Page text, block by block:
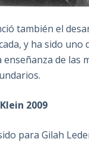
también el
y ha sido uno
enseñanza de las
2009
para Gilah